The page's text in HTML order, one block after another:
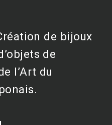
de bijoux
de
l’Art du